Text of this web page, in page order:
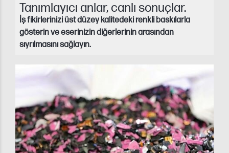
Tanımlayıcı anlar, canlı sonuçlar.
İş fikirlerinizi üst düzey kalitedeki renkli baskılarla
gösterin ve eserinizin diğerlerinin arasından
sıyrılmasını sağlayın.